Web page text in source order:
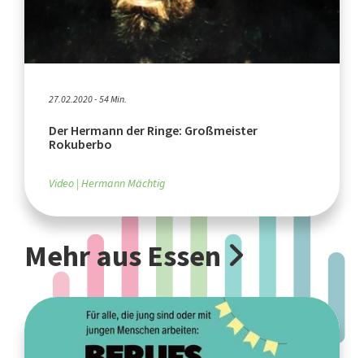
27.02.2020 - 54 Min.
Der Hermann der Ringe: Großmeister
Rokuberbo
Video Hermann Mächtig
Mehr aus Essen